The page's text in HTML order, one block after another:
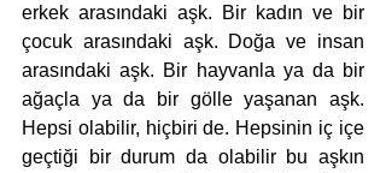
erkek arasındaki aşk. Bir kadın ve bir
çocuk arasındaki aşk. Doğa ve insan
arasındaki aşk. Bir hayvanla ya da bir
ağaçla ya da bir gölle yaşanan aşk.
Hepsi olabilir, hiçbiri de. Hepsinin iç içe
geçtiği bir durum da olabilir bu aşkın